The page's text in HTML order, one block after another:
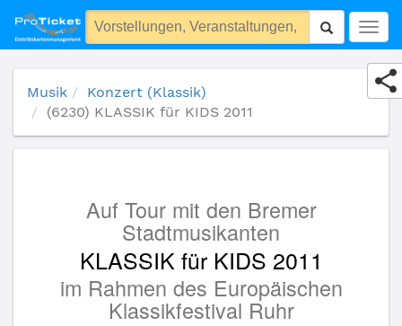
(6230) KLASSIK für KIDS 2011
Musik
Konzert (Klassik)
(6230) KLASSIK für KIDS 2011
Auf Tour mit den Bremer
Stadtmusikanten
KLASSIK für KIDS 2011
im Rahmen des Europäischen
Klassikfestival Ruhr